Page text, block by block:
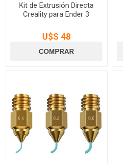
Kit de Extrusión Directa
Creality para Ender 3
U$S 48